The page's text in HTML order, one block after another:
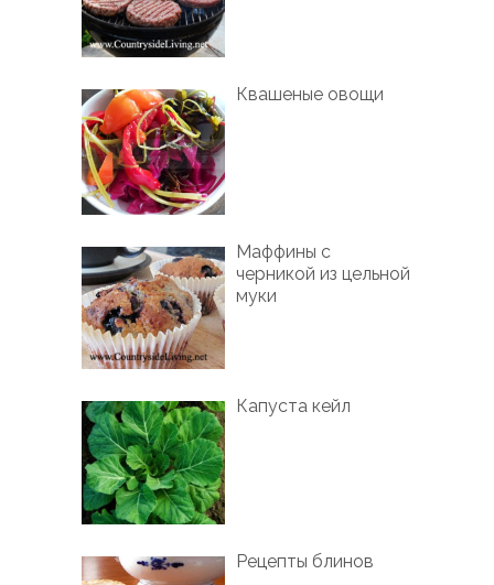
Квашеные овощи
Маффины с
черникой из цельной
муки
Капуста кейл
Рецепты блинов